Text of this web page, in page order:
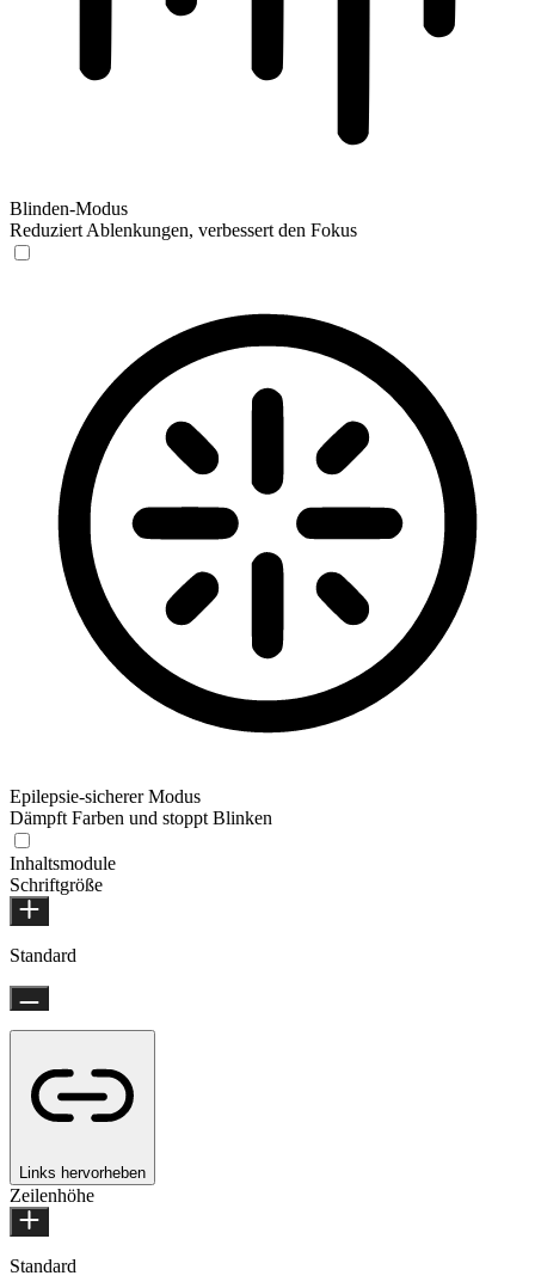
Blinden-Modus
Reduziert Ablenkungen, verbessert den Fokus
Epilepsie-sicherer Modus
Dämpft Farben und stoppt Blinken
Inhaltsmodule
Schriftgröße
Standard
Links hervorheben
Zeilenhöhe
Standard